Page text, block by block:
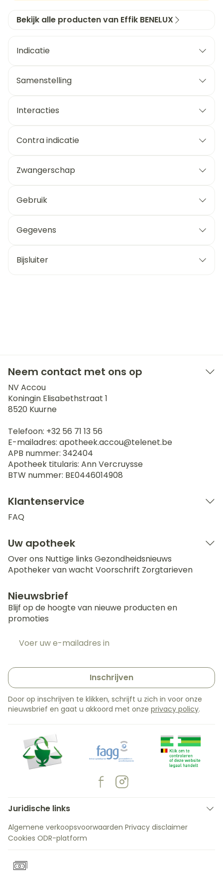
Bekijk alle producten van Effik BENELUX
Indicatie
Samenstelling
Interacties
Contra indicatie
Zwangerschap
Gebruik
Gegevens
Bijsluiter
Neem contact met ons op
NV Accou
Koningin Elisabethstraat 1
8520 Kuurne
Telefoon: +32 56 71 13 56
E-mailadres: apotheek.accou@telenet.be
APB nummer: 342404
Apotheek titularis: Ann Vercruysse
BTW nummer: BE0446014908
Klantenservice
FAQ
Uw apotheek
Over ons Nuttige links Gezondheidsnieuws
Apotheker van wacht Voorschrift Zorgtarieven
Nieuwsbrief
Blijf op de hoogte van nieuwe producten en
promoties
Inschrijven
Door op inschrijven te klikken, schrijft u zich in voor onze
nieuwsbrief en gaat u akkoord met onze privacy policy.
Juridische links
Algemene verkoopsvoorwaarden Privacy disclaimer
Cookies ODR-platform